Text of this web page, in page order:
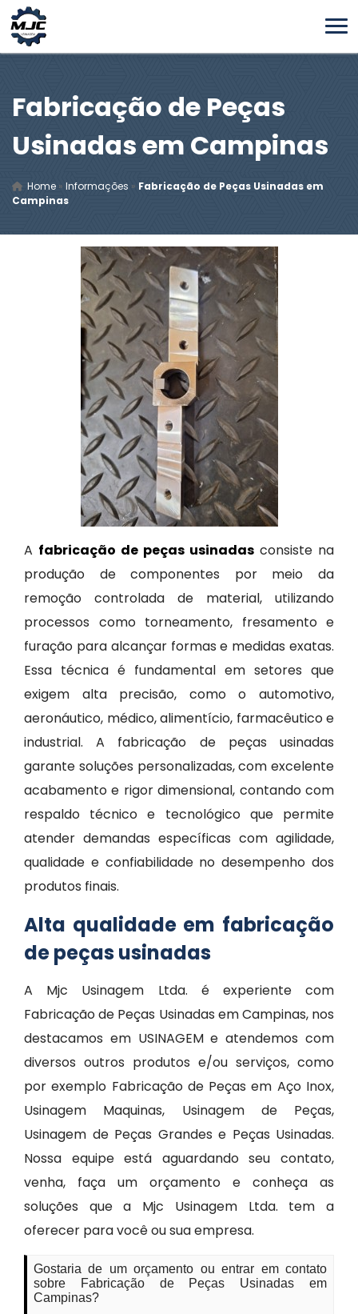
Fabricação de Peças
Usinadas em Campinas
Home » Informações » Fabricação de Peças Usinadas em
Campinas
A fabricação de peças usinadas consiste na
produção de componentes por meio da
remoção controlada de material, utilizando
processos como torneamento, fresamento e
furação para alcançar formas e medidas exatas.
Essa técnica é fundamental em setores que
exigem alta precisão, como o automotivo,
aeronáutico, médico, alimentício, farmacêutico e
industrial. A fabricação de peças usinadas
garante soluções personalizadas, com excelente
acabamento e rigor dimensional, contando com
respaldo técnico e tecnológico que permite
atender demandas específicas com agilidade,
qualidade e confiabilidade no desempenho dos
produtos finais.
Alta qualidade em fabricação
de peças usinadas
A Mjc Usinagem Ltda. é experiente com
Fabricação de Peças Usinadas em Campinas, nos
destacamos em USINAGEM e atendemos com
diversos outros produtos e/ou serviços, como
por exemplo Fabricação de Peças em Aço Inox,
Usinagem Maquinas, Usinagem de Peças,
Usinagem de Peças Grandes e Peças Usinadas.
Nossa equipe está aguardando seu contato,
venha, faça um orçamento e conheça as
soluções que a Mjc Usinagem Ltda. tem a
oferecer para você ou sua empresa.
Gostaria de um orçamento ou entrar em contato
sobre Fabricação de Peças Usinadas em
Campinas?